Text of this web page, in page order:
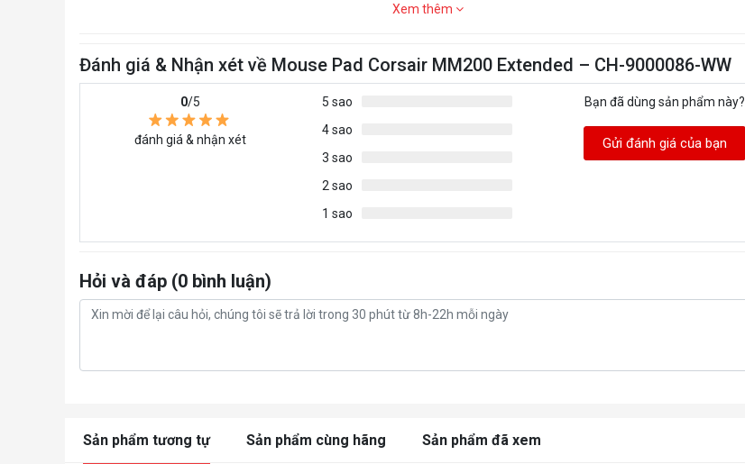
Xem thêm
Đánh giá & Nhận xét về Mouse Pad Corsair MM200 Extended – CH-9000086-WW
0/5
đánh giá & nhận xét
5 sao
4 sao
3 sao
2 sao
1 sao
Bạn đã dùng sản phẩm này?
Gửi đánh giá của bạn
Hỏi và đáp (0 bình luận)
Sản phẩm tương tự Sản phẩm cùng hãng Sản phẩm đã xem